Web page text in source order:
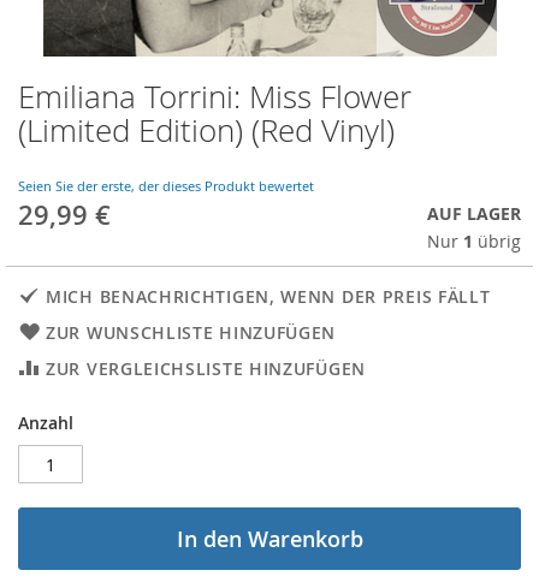
Skip
to
the
of
the
images
Emiliana Torrini: Miss Flower
(Limited Edition) (Red Vinyl)
Seien Sie der erste, der dieses Produkt bewertet
29,99 €
AUF LAGER
Nur 1 übrig
MICH BENACHRICHTIGEN, WENN DER PREIS FÄLLT
ZUR WUNSCHLISTE HINZUFÜGEN
ZUR VERGLEICHSLISTE HINZUFÜGEN
Anzahl
In den Warenkorb